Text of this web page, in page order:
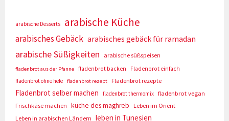
arabische Desserts arabische Küche
arabisches Gebäck arabisches gebäck für ramadan
arabische Süßigkeiten arabische süßspeisen
fladenbrot aus der Pfanne fladenbrot backen
Fladenbrot einfach
fladenbrot ohne hefe
fladenbrot rezept Fladenbrot rezepte
Fladenbrot selber machen fladenbrot thermomix fladenbrot vegan
Frischkäse machen
küche des maghreb
Leben im Orient
Leben in arabischen Ländern
leben in Tunesien